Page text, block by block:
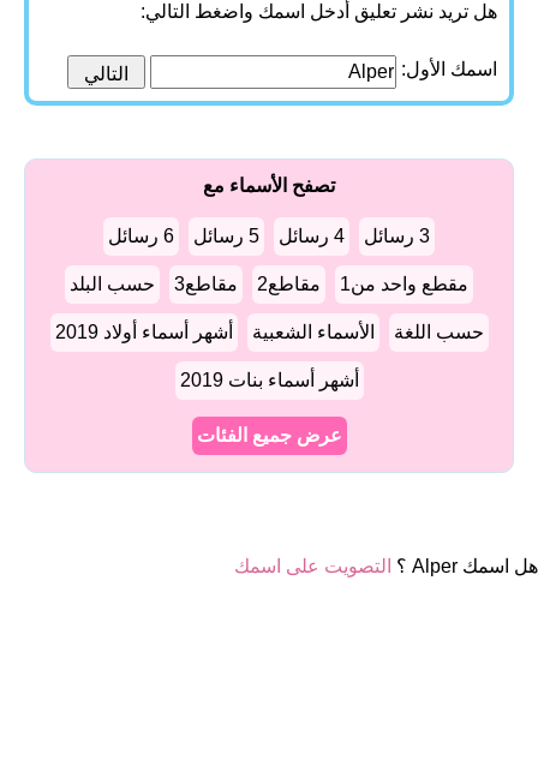
هل تريد نشر تعليق أدخل اسمك واضغط التالي:
اسمك الأول:
تصفح الأسماء مع
3 رسائل 4 رسائل 5 رسائل 6 رسائل
مقطع واحد من1 مقاطع2 مقاطع3 حسب البلد
حسب اللغة الأسماء الشعبية أشهر أسماء أولاد 2019
أشهر أسماء بنات 2019
عرض جميع الفئات
هل اسمك Alper ؟ التصويت على اسمك